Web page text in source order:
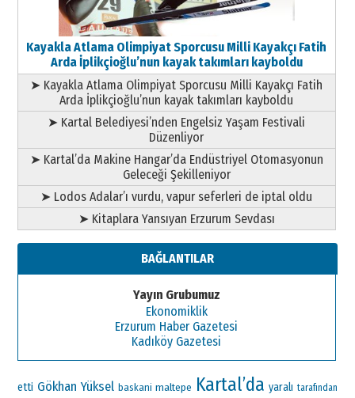
Kayakla Atlama Olimpiyat Sporcusu Milli Kayakçı Fatih
Arda İplikçioğlu’nun kayak takımları kayboldu
➤ Kayakla Atlama Olimpiyat Sporcusu Milli Kayakçı Fatih
Arda İplikçioğlu’nun kayak takımları kayboldu
➤ Kartal Belediyesi’nden Engelsiz Yaşam Festivali
Düzenliyor
➤ Kartal’da Makine Hangar’da Endüstriyel Otomasyonun
Geleceği Şekilleniyor
➤ Lodos Adalar’ı vurdu, vapur seferleri de iptal oldu
➤ Kitaplara Yansıyan Erzurum Sevdası
BAĞLANTILAR
Yayın Grubumuz
Ekonomiklik
Erzurum Haber Gazetesi
Kadıköy Gazetesi
etti Gökhan Yüksel baskani maltepe Kartal’da yaralı tarafından